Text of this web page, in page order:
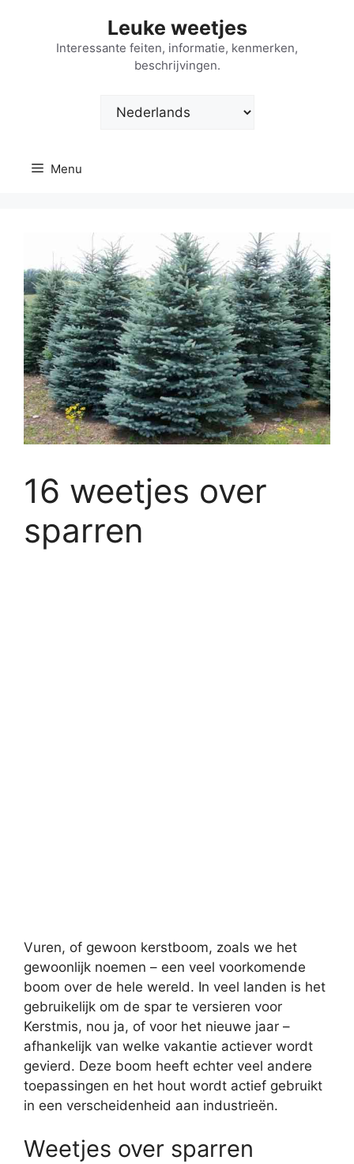
Leuke weetjes
Interessante feiten, informatie, kenmerken,
beschrijvingen.
Kies
Menu
16 weetjes over
sparren
Vuren, of gewoon kerstboom, zoals we het
gewoonlijk noemen – een veel voorkomende
boom over de hele wereld. In veel landen is het
gebruikelijk om de spar te versieren voor
Kerstmis, nou ja, of voor het nieuwe jaar –
afhankelijk van welke vakantie actiever wordt
gevierd. Deze boom heeft echter veel andere
toepassingen en het hout wordt actief gebruikt
in een verscheidenheid aan industrieën.
Weetjes over sparren